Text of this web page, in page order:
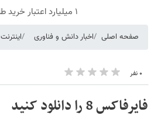
۱ میلیارد اعتبار خرید طلا | بدون ضامن و چک
صفحه اصلی اخبار دانش و فناوری اینترنت
۰ نفر
فایرفاکس 8 را دانلود کنید